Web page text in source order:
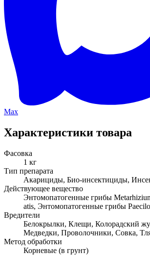
Max
Характеристики товара
Фасовка
1 кг
Тип препарата
Акарициды, Био-инсектициды,
Действующее вещество
Энтомопатогенные грибы
atis, Энтомопатогенные грибы
Вредители
Белокрылки, Клещи, Колорадский
Медведки, Проволочники, Совка,
Метод обработки
Корневые (в грунт)